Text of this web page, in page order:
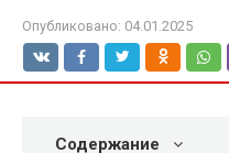
Опубликовано: 04.01.2025
Содержание